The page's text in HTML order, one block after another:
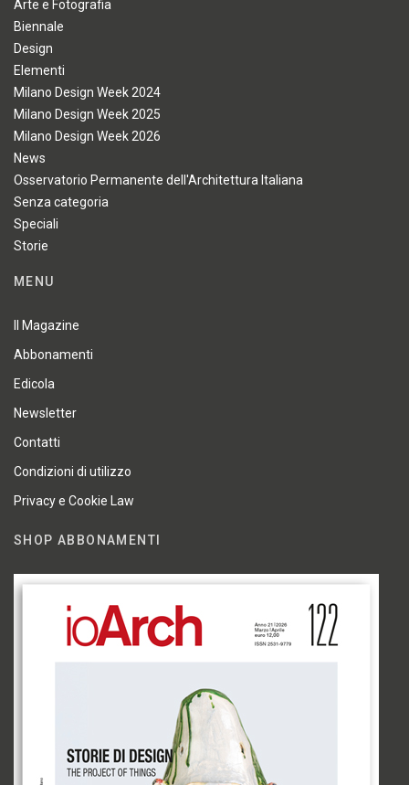
Arte e Fotografia
Biennale
Design
Elementi
Milano Design Week 2024
Milano Design Week 2025
Milano Design Week 2026
News
Osservatorio Permanente dell'Architettura Italiana
Senza categoria
Speciali
Storie
MENU
Il Magazine
Abbonamenti
Edicola
Newsletter
Contatti
Condizioni di utilizzo
Privacy e Cookie Law
SHOP ABBONAMENTI